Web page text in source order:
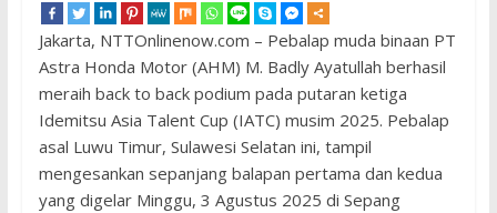
Jakarta, NTTOnlinenow.com – Pebalap muda binaan PT
Astra Honda Motor (AHM) M. Badly Ayatullah berhasil
meraih back to back podium pada putaran ketiga
Idemitsu Asia Talent Cup (IATC) musim 2025. Pebalap
asal Luwu Timur, Sulawesi Selatan ini, tampil
mengesankan sepanjang balapan pertama dan kedua
yang digelar Minggu, 3 Agustus 2025 di Sepang